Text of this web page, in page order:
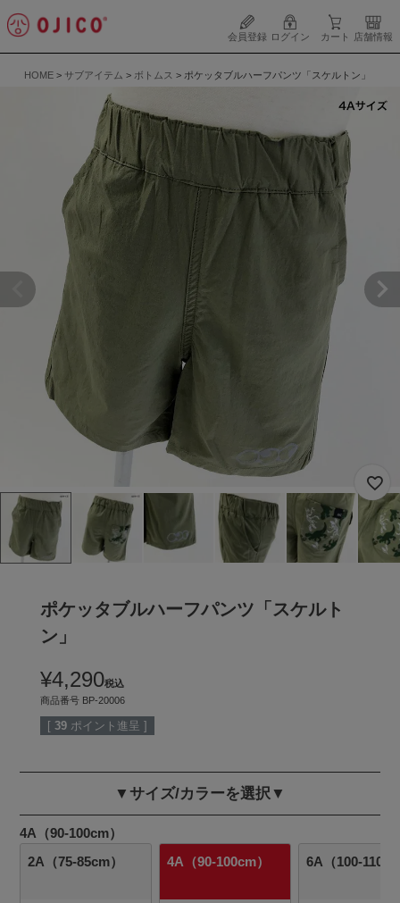
会員登録 ログイン カート 店舗情報
HOME サブアイテム ボトムス ポケッタブルハーフパンツ「スケルトン」
ポケッタブルハーフパンツ「スケルト
ン」
¥4,290税込
商品番号 BP-20006
[ 39 ポイント進呈 ]
▼サイズ/カラーを選択▼
4A（90-100cm）
2A（75-85cm）
4A（90-100cm） 6A（100-